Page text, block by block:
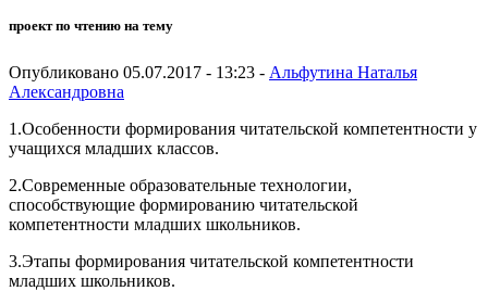
проект по чтению на тему
Опубликовано 05.07.2017 - 13:23 - Альфутина Наталья
Александровна
1.Особенности формирования читательской компетентности у
учащихся младших классов.
2.Современные образовательные технологии,
способствующие формированию читательской
компетентности младших школьников.
3.Этапы формирования читательской компетентности
младших школьников.